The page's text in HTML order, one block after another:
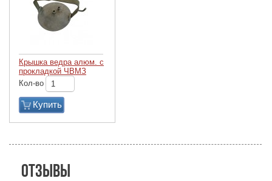
Крышка ведра алюм. с
прокладкой ЧВМЗ
Кол-во
Купить
Отзывы